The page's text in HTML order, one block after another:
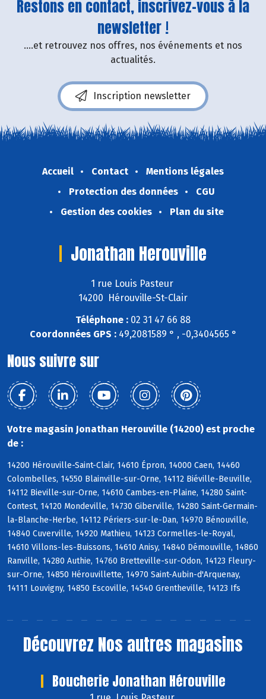
Restons en contact, inscrivez-vous à la
newsletter !
....et retrouvez nos offres, nos événements et nos
actualités.
Inscription newsletter
Accueil Contact
Mentions légales
Protection des données
CGU
Gestion des cookies
Plan du site
Jonathan Herouville
1 rue Louis Pasteur
14200 Hérouville-St-Clair
Téléphone : 02 31 47 66 88
Coordonnées GPS :49,2081589 ° , -0,3404565 °
Nous suivre sur
Votre magasin Jonathan Herouville (14200) est proche
de :
14200 Hérouville-Saint-Clair, 14610 Épron, 14000 Caen, 14460
Colombelles, 14550 Blainville-sur-Orne, 14112 Biéville-Beuville,
14112 Bieville-sur-Orne, 14610 Cambes-en-Plaine, 14280 Saint-
Contest, 14120 Mondeville, 14730 Giberville, 14280 Saint-Germain-
la-Blanche-Herbe, 14112 Périers-sur-le-Dan, 14970 Bénouville,
14840 Cuverville, 14920 Mathieu, 14123 Cormelles-le-Royal,
14610 Villons-les-Buissons, 14610 Anisy, 14840 Démouville, 14860
Ranville, 14280 Authie, 14760 Bretteville-sur-Odon, 14123 Fleury-
sur-Orne, 14850 Hérouvillette, 14970 Saint-Aubin-d'Arquenay,
14111 Louvigny, 14850 Escoville, 14540 Grentheville, 14123 Ifs
Découvrez Nos autres magasins
Boucherie Jonathan Hérouville